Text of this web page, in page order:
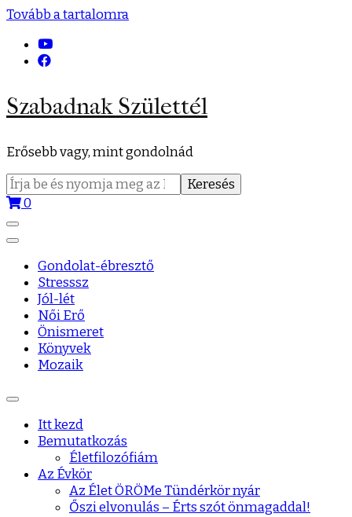
Tovább a tartalomra
Szabadnak Születtél
Erősebb vagy, mint gondolnád
Keresés:
0
Gondolat-ébresztő
Stresssz
Jól-lét
Női Erő
Önismeret
Könyvek
Mozaik
Itt kezd
Bemutatkozás
Életfilozófiám
Az Évkör
Az Élet ÖRÖMe Tündérkör nyár
Őszi elvonulás – Érts szót önmagaddal!